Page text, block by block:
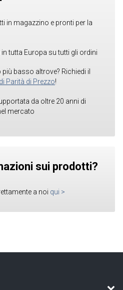
in magazzino e pronti per la
tutta Europa su tutti gli ordini
basso altrove? Richiedi il
Parità di Prezzo!
da oltre 20 anni di
mercato
sui prodotti?
a noi qui >